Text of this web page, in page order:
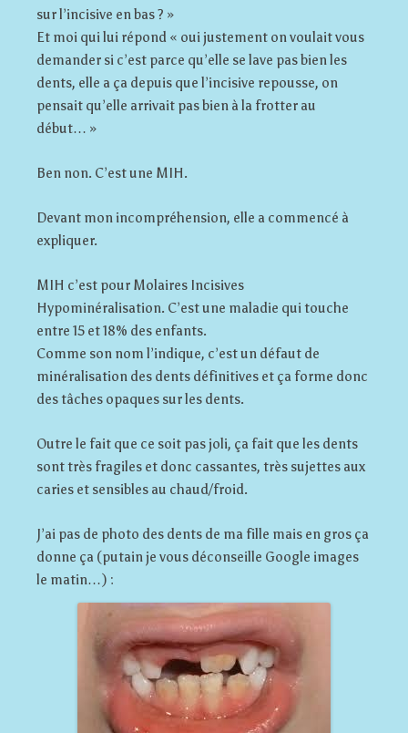
sur l’incisive en bas ? »
Et moi qui lui répond « oui justement on voulait vous
demander si c’est parce qu’elle se lave pas bien les
dents, elle a ça depuis que l’incisive repousse, on
pensait qu’elle arrivait pas bien à la frotter au
début… »
Ben non. C’est une MIH.
Devant mon incompréhension, elle a commencé à
expliquer.
MIH c’est pour Molaires Incisives
Hypominéralisation. C’est une maladie qui touche
entre 15 et 18% des enfants.
Comme son nom l’indique, c’est un défaut de
minéralisation des dents définitives et ça forme donc
des tâches opaques sur les dents.
Outre le fait que ce soit pas joli, ça fait que les dents
sont très fragiles et donc cassantes, très sujettes aux
caries et sensibles au chaud/froid.
J’ai pas de photo des dents de ma fille mais en gros ça
donne ça (putain je vous déconseille Google images
le matin…) :